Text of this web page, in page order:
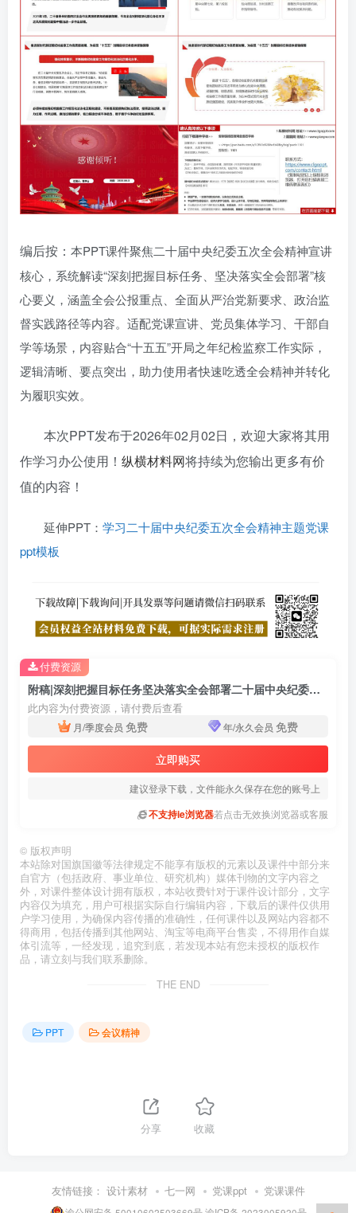
编后按： 本PPT课件聚焦二十届中央纪委五次全会精神宣讲
核心，系统解读“深刻把握目标任务、坚决落实全会部署”核
心要义，涵盖全会公报重点、全面从严治党新要求、政治监
督实践路径等内容。适配党课宣讲、党员集体学习、干部自
学等场景，内容贴合“十五五”开局之年纪检监察工作实际，
逻辑清晰、要点突出，助力使用者快速吃透全会精神并转化
为履职实效。
本次PPT发布于2026年02月02日，欢迎大家将其用
作学习办公使用！ 纵横材料网将持续为您输出更多有价
值的内容！
延伸PPT： 学习二十届中央纪委五次全会精神主题党课
ppt模板
附稿|深刻把握目标任务坚决落实全会部署二十届中央纪委五次全会精神党课PPT
此内容为付费资源，请付费后查看
月/季度会员 免费 年/永久会员 免费
立即购买
建议登录下载，文件能永久保存在您的账号上
不支持ie浏览器若点击无效换浏览器或客服
付费资源
© 版权声明
本站除对国旗国徽等法律规定不能享有版权的元素以及课件中部分来
自官方（包括政府、事业单位、研究机构）媒体刊物的文字内容之
外，对课件整体设计拥有版权，本站收费针对于课件设计部分，文字
内容仅为填充，用户可根据实际自行编辑内容，下载后的课件仅供用
户学习使用，为确保内容传播的准确性，任何课件以及网站内容都不
得商用，包括传播到其他网站、淘宝等电商平台售卖，不得用作自媒
体引流等，一经发现，追究到底，若发现本站有您未授权的版权作
品，请立刻与我们联系删除。
THE END
PPT 会议精神
分享 收藏
友情链接： 设计素材 七一网 党课ppt 党课课件